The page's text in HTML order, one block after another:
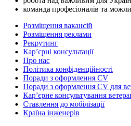
команда професіоналів та
Розміщення вакансій
Розміщення реклами
Рекрутинг
Карʼєрні консультації
Про нас
Політика конфіденційності
Поради з оформлення CV
Поради з оформлення CV для
Карʼєрне консультування
Ставлення до мобілізації
Країна інженерів